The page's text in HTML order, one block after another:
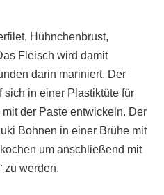
Hühnchenbrust,
Fleisch wird damit
darin mariniert. Der
sich in einer Plastiktüte für
der Paste entwickeln. Der
Bohnen in einer Brühe mit
um anschließend mit
zu werden.